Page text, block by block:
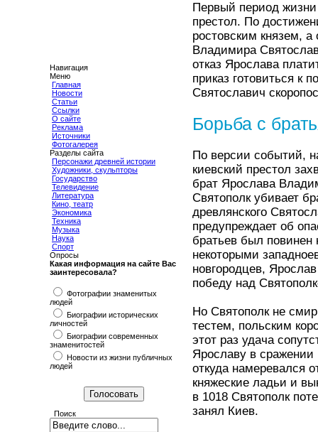
Навигация
Меню
Главная
Новости
Статьи
Ссылки
О сайте
Реклама
Источники
Фотогалерея
Разделы сайта
Персонажи древней истории
Художники, скульпторы
Государство
Телевидение
Литература
Кино, театр
Экономика
Техника
Музыка
Наука
Спорт
Опросы
Какая информация на сайте Вас
заинтересовала?
Фотографии знаменитых
людей
Биографии исторических
личностей
Биографии современных
знаменитостей
Новости из жизни публичных
людей
Поиск
Первый период
престол. По
ростовским князем,
Владимира
отказ Ярослава
приказ готовиться к
Святославич
Борьба с
По версии событий,
киевский престол
брат Ярослава
Святополк убивает
древлянского
предупреждает об
братьев был повинен
некоторыми
новгородцев,
победу над
Но Святополк не
тестем, польским
этот раз удача
Ярославу в
откуда намеревался
княжеские ладьи и
в 1018 Святополк
занял Киев.